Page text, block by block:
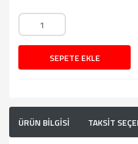
SEPETE EKLE
ÜRÜN BİLGİSİ TAKSİT